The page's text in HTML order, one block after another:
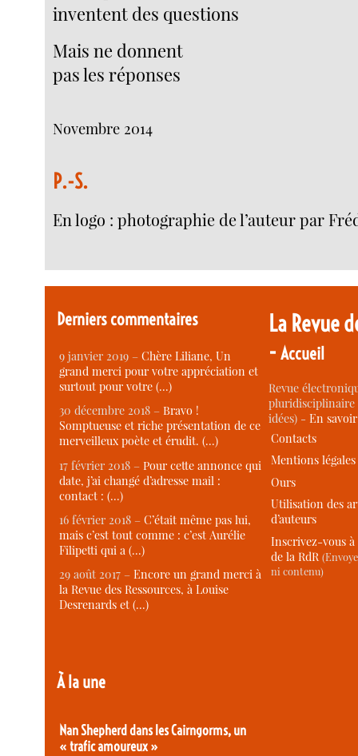
inventent des questions
Mais ne donnent
pas les réponses
Novembre 2014
P.-S.
En logo : photographie de l’auteur par
Derniers commentaires
9 janvier 2019 –Chère Liliane, Un
grand merci pour votre appréciation et
surtout pour votre (…)
30 décembre 2018 –Bravo !
Somptueuse et riche présentation de ce
merveilleux poète et érudit. (…)
17 février 2018 –Pour cette annonce qui
date, j’ai changé d’adresse mail :
contact : (…)
16 février 2018 –C’était même pas lui,
mais c’est tout comme : c’est Aurélie
Filipetti qui a (…)
29 août 2017 –Encore un grand merci à
la Revue des Ressources, à Louise
Desrenards et (…)
À la une
Nan Shepherd dans les Cairngorms, un
« trafic amoureux »
La Revue
-Accueil
Revue
idées) -En
Contacts
Mentions légales
Ours
Utilisation des
d’auteurs
Inscrivez-vous
de la RdR
ni contenu)